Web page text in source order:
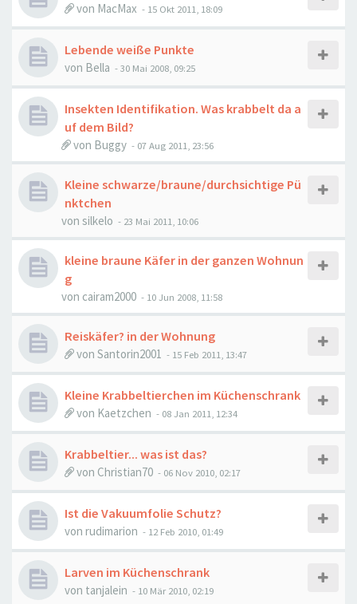
von MacMax - 15 Okt 2011, 18:09
Lebende weiße Punkte
von Bella -30 Mai 2008, 09:25
Insekten Identifikation. Was krabbelt da a
uf dem Bild?
von Buggy - 07 Aug 2011, 23:56
Kleine schwarze/braune/durchsichtige Pü
nktchen
von silkelo - 23 Mai 2011, 10:06
kleine braune Käfer in der ganzen Wohnun
g
von cairam2000 - 10 Jun 2008, 11:58
Reiskäfer? in der Wohnung
von Santorin2001 - 15 Feb 2011, 13:47
Kleine Krabbeltierchen im Küchenschrank
von Kaetzchen - 08 Jan 2011, 12:34
Krabbeltier... was ist das?
von Christian70 - 06 Nov 2010, 02:17
Ist die Vakuumfolie Schutz?
von rudimarion - 12 Feb 2010, 01:49
Larven im Küchenschrank
von tanjalein - 10 Mär 2010, 02:19